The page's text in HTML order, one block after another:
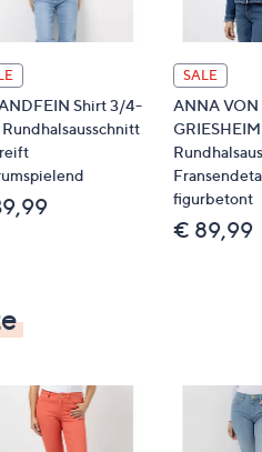
61/65 cm
bei einer
bis 164 cm
bei einer
bis 172 cm
Shirt 3/4-
SALE
ANNA VON
figurbetont
€ 89,99